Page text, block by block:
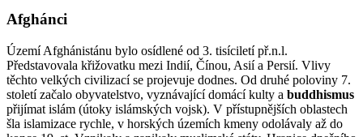
Afghánci
Území Afghánistánu bylo osídlené od 3. tisíciletí př.n.l.
Představovala křižovatku mezi Indií, Čínou, Asií a Persií. Vlivy
těchto velkých civilizací se projevuje dodnes. Od druhé poloviny 7.
století začalo obyvatelstvo, vyznávající domácí kulty a buddhismus
přijímat islám (útoky islámských vojsk). V přístupnějších oblastech
šla islamizace rychle, v horských územích kmeny odolávaly až do